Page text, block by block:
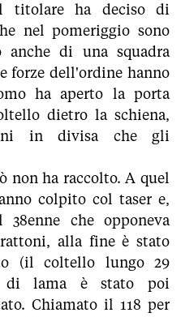
titolare ha deciso di
nel pomeriggio sono
di una squadra
forze dell'ordine hanno
ha aperto la porta
dietro la schiena,
in divisa che gli
non ha raccolto. A quel
colpito col taser e,
che opponeva
alla fine è stato
(il coltello lungo 29
lama è stato poi
Chiamato il 118 per